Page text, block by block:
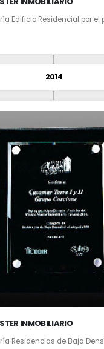
Edificio Residencial por el
2014
INMOBILIARIO
Residencias de Baja